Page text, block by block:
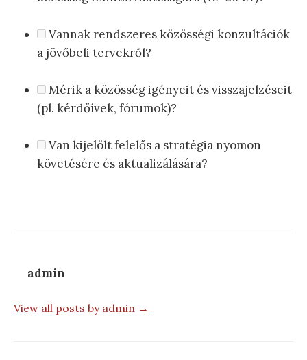
Vannak rendszeres közösségi konzultációk
a jövőbeli tervekről?
Mérik a közösség igényeit és visszajelzéseit
(pl. kérdőívek, fórumok)?
Van kijelölt felelős a stratégia nyomon
követésére és aktualizálására?
admin
View all posts by admin →